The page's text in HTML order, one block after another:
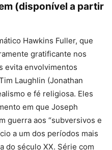
(disponível a partir
Hawkins Fuller, que
gratificante nos
evita envolvimentos
Laughlin (Jonathan
e fé religiosa. Eles
em que Joseph
guerra aos “subversivos e
a um dos períodos mais
do século XX. Série com